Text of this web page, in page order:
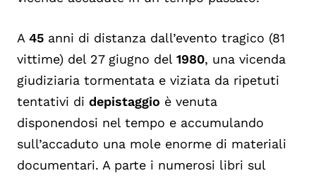
A 45 anni di distanza dall’evento tragico (81
vittime) del 27 giugno del 1980, una vicenda
giudiziaria tormentata e viziata da ripetuti
tentativi di depistaggio è venuta
disponendosi nel tempo e accumulando
sull’accaduto una mole enorme di materiali
documentari. A parte i numerosi libri sul